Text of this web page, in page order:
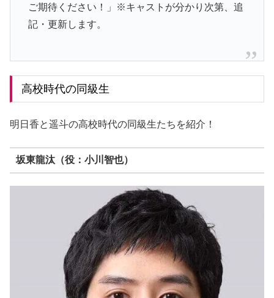
ご期待ください！」※キャストが分かり次第、追
記・更新します。
高校時代の同級生
明日香と遥斗の高校時代の同級生たちを紹介！
坂東龍汰（役：小川智也）